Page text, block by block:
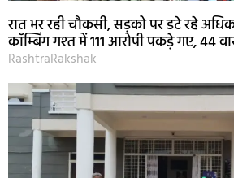
रात भर रही चौकसी, सड़को पर डटे रहे
कॉम्बिंग गश्त में 111 आरोपी पकड़े गए, 44
RashtraRakshak